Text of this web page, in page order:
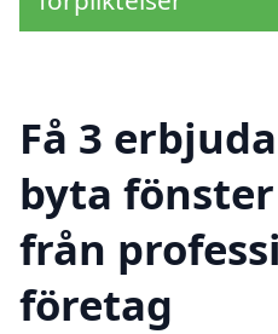
Få 3
byta
från
företag